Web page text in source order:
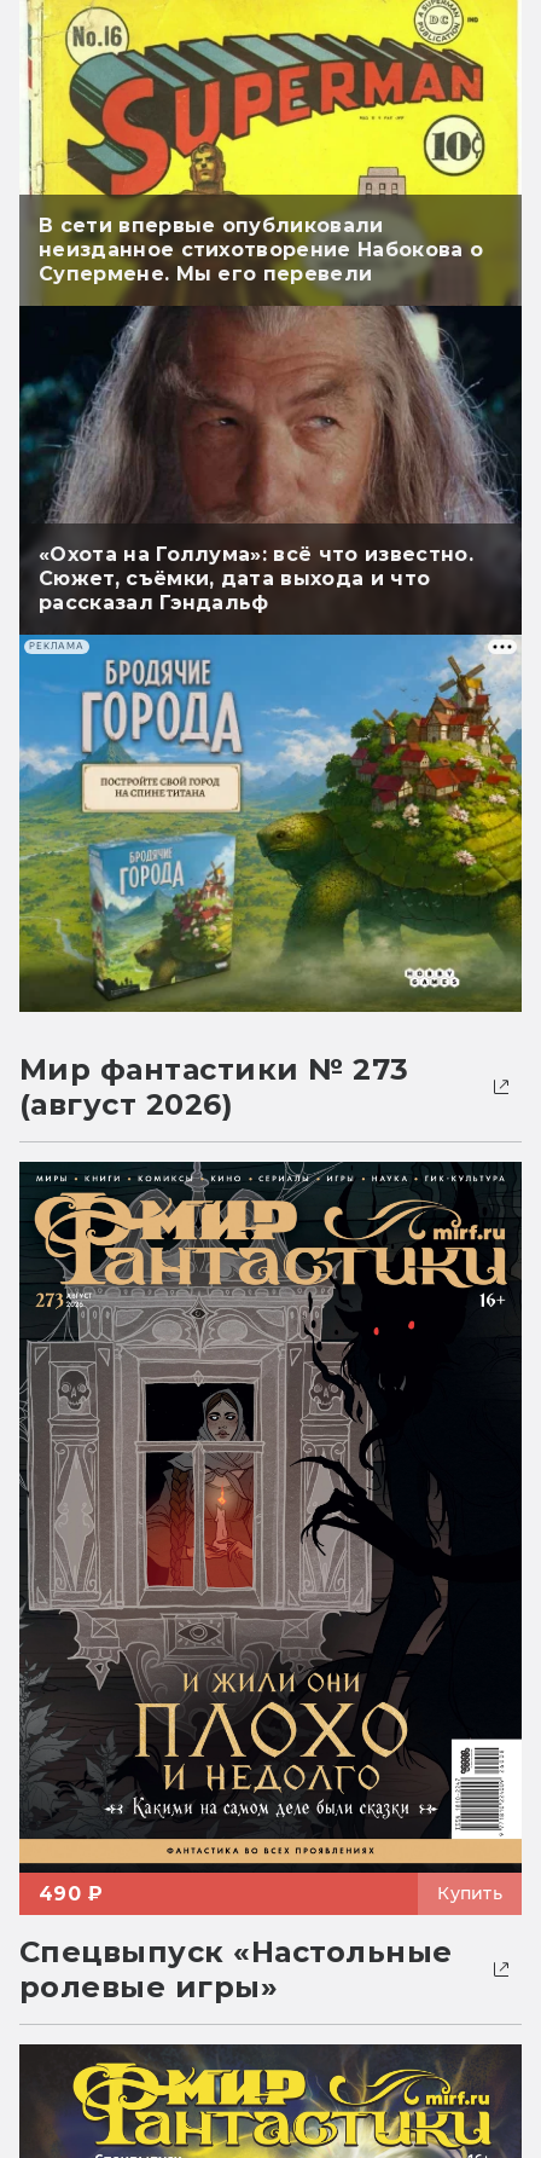
В сети впервые опубликовали
неизданное стихотворение Набокова о
Супермене. Мы его перевели
«Охота на Голлума»: всё что известно.
Сюжет, съёмки, дата выхода и что
рассказал Гэндальф
РЕКЛАМА
Мир фантастики № 273
(август 2026)
490 ₽ Купить
Спецвыпуск «Настольные
ролевые игры»